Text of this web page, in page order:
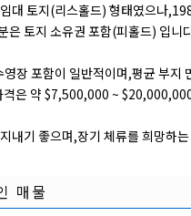
대 토지(리스홀드) 형태였으나
은 토지 소유권 포함(피홀드) 입니
영장 포함이 일반적이며,평균 부
은 약 $7,500,000 ~
내기 좋으며,장기 체류를 희망하
매물